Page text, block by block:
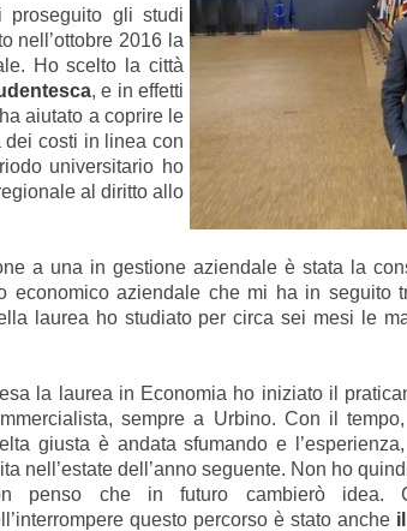
gli studi
nell’ottobre 2016 la
Ho scelto la città
, e in effetti
aiutato a coprire le
costi in linea con
universitario ho
al diritto allo
a una in gestione aziendale è stata la
economico aziendale che mi ha in seguito
laurea ho studiato per circa sei mesi le
la laurea in Economia ho iniziato il
sempre a Urbino. Con il
giusta è andata sfumando e
nell’estate dell’anno seguente. Non ho
penso che in futuro cambierò idea.
questo percorso è stato anche